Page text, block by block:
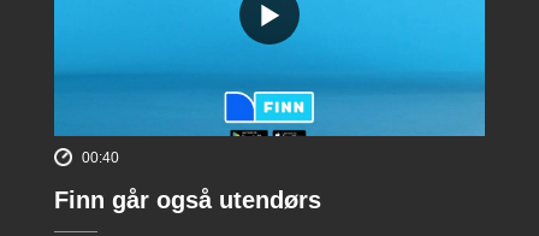
00:40
Finn går også utendørs